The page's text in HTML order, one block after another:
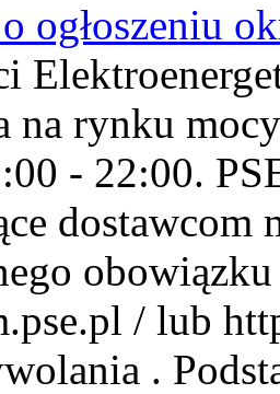
ogłoszeniu
na rynku
- 22:00.
dostawcom
/ lub
.